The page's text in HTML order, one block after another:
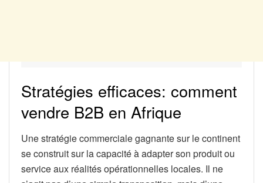
Stratégies efficaces: comment
vendre B2B en Afrique
Une stratégie commerciale gagnante sur le continent
se construit sur la capacité à adapter son produit ou
service aux réalités opérationnelles locales. Il ne